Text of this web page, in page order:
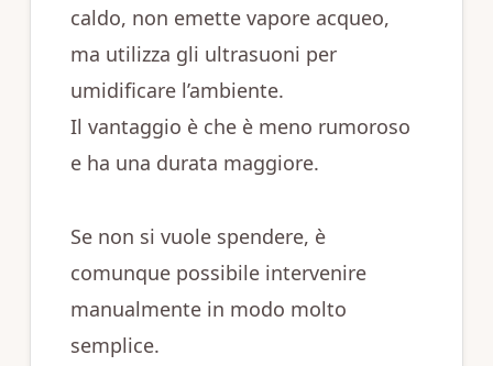
caldo, non emette vapore acqueo,
ma utilizza gli ultrasuoni per
umidificare l’ambiente.
Il vantaggio è che è meno rumoroso
e ha una durata maggiore.
Se non si vuole spendere, è
comunque possibile intervenire
manualmente in modo molto
semplice.